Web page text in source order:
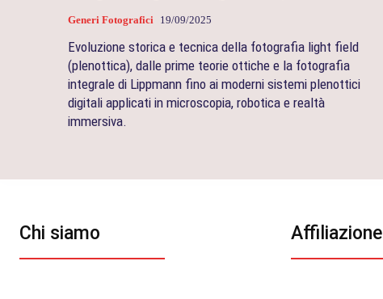
Generi Fotografici 19/09/2025
Evoluzione storica e tecnica della fotografia light field
(plenottica), dalle prime teorie ottiche e la fotografia
integrale di Lippmann fino ai moderni sistemi plenottici
digitali applicati in microscopia, robotica e realtà
immersiva.
Chi siamo Affiliazione